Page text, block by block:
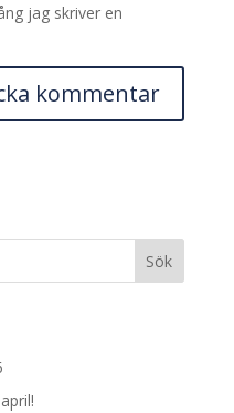
jag skriver en